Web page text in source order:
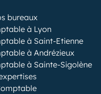
bureaux
à Lyon
à Saint-Etienne
à Andrézieux
à Sainte-Sigolène